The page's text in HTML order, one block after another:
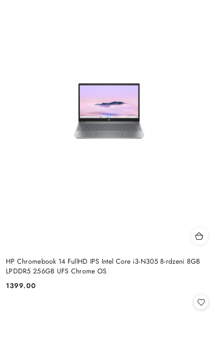
HP Chromebook 14 FullHD IPS Intel Core i3-N305 8-rdzeni 8GB
LPDDR5 256GB UFS Chrome OS
Cena:
1399.00